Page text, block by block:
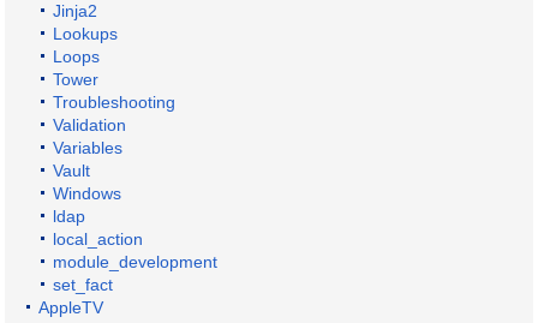
Jinja2
Lookups
Loops
Tower
Troubleshooting
Validation
Variables
Vault
Windows
ldap
local_action
module_development
set_fact
AppleTV